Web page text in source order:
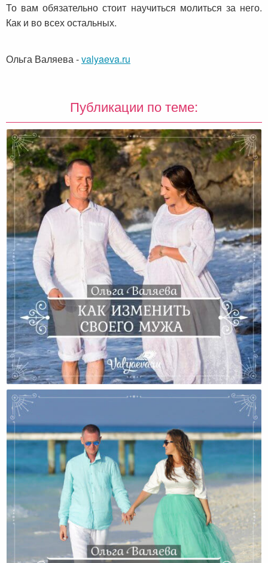
То вам обязательно стоит научиться молиться за него.
Как и во всех остальных.
Ольга Валяева-valyaeva.ru
Публикации по теме:
Как Изменить Своего Мужа